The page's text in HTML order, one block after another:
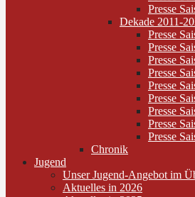
Presse
Dekade 2011-
Presse
Presse
Presse
Presse
Presse
Presse
Presse
Presse
Presse
Chronik
Jugend
Unser Jugend-Angebot im
Aktuelles in 2026